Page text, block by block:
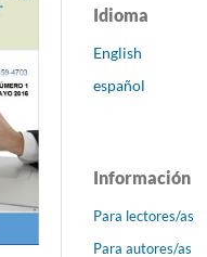
Idioma
English
español
Información
Para lectores/as
Para autores/as